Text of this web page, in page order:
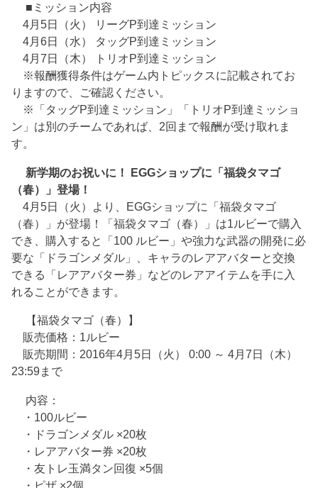
■ミッション内容
4月5日（火） リーグP到達ミッション
4月6日（水） タッグP到達ミッション
4月7日（木） トリオP到達ミッション
※報酬獲得条件はゲーム内トピックスに記載されてお
りますので、ご確認ください。
※「タッグP到達ミッション」「トリオP到達ミッショ
ン」は別のチームであれば、2回まで報酬が受け取れま
す。
新学期のお祝いに！ EGGショップに「福袋タマゴ
（春）」登場！
4月5日（火）より、EGGショップに「福袋タマゴ
（春）」が登場！「福袋タマゴ（春）」は1ルビーで購入
でき、購入すると「100 ルビー」や強力な武器の開発に必
要な「ドラゴンメダル」、キャラのレアアバターと交換
できる「レアアバター券」などのレアアイテムを手に入
れることができます。
【福袋タマゴ（春）】
販売価格：1ルビー
販売期間：2016年4月5日（火） 0:00 ～ 4月7日（木）
23:59まで
内容：
・100ルビー
・ドラゴンメダル ×20枚
・レアアバター券 ×20枚
・友トレ玉満タン回復 ×5個
・ピザ ×2個